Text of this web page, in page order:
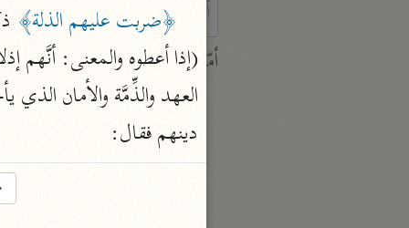
characters for results.
أمّهات
جامع البيان
ابن جرير الطبري (٣١٠ هـ)
﴿ضربت عليهم الذلة﴾
(إذا أعطوه والمعنى: أنَّهم
دينهم فقال: